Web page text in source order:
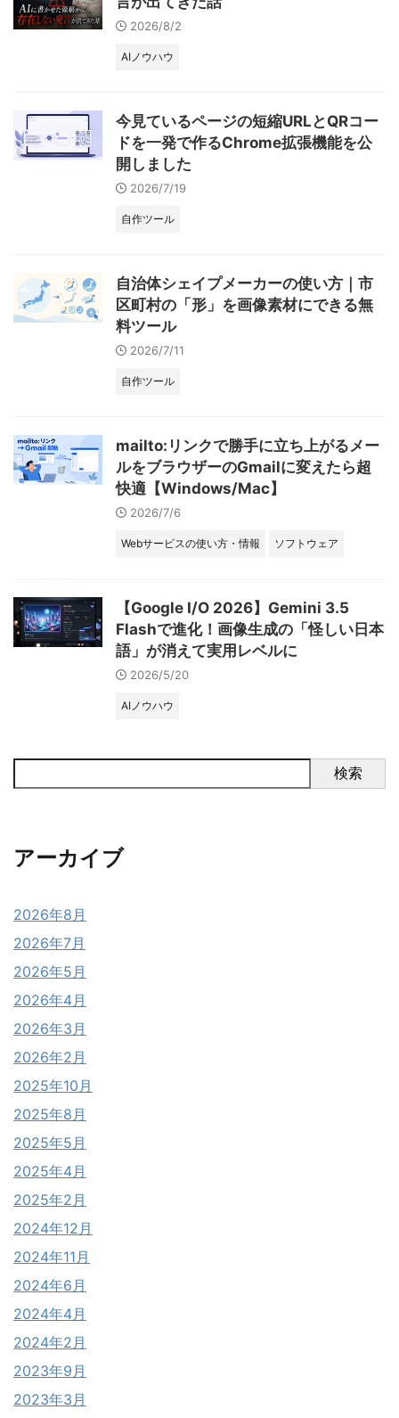
2026/8/2
AIノウハウ
今見ているページの短縮URLとQRコー
ドを一発で作るChrome拡張機能を公
開しました
2026/7/19
自作ツール
自治体シェイプメーカーの使い方｜市
区町村の「形」を画像素材にできる無
料ツール
2026/7/11
自作ツール
mailto:リンクで勝手に立ち上がるメー
ルをブラウザーのGmailに変えたら超
快適【Windows/Mac】
2026/7/6
Webサービスの使い方・情報 ソフトウェア
【Google I/O 2026】Gemini 3.5
Flashで進化！画像生成の「怪しい日本
語」が消えて実用レベルに
2026/5/20
AIノウハウ
検索
アーカイブ
2026年8月
2026年7月
2026年5月
2026年4月
2026年3月
2026年2月
2025年10月
2025年8月
2025年5月
2025年4月
2025年2月
2024年12月
2024年11月
2024年6月
2024年4月
2024年2月
2023年9月
2023年3月